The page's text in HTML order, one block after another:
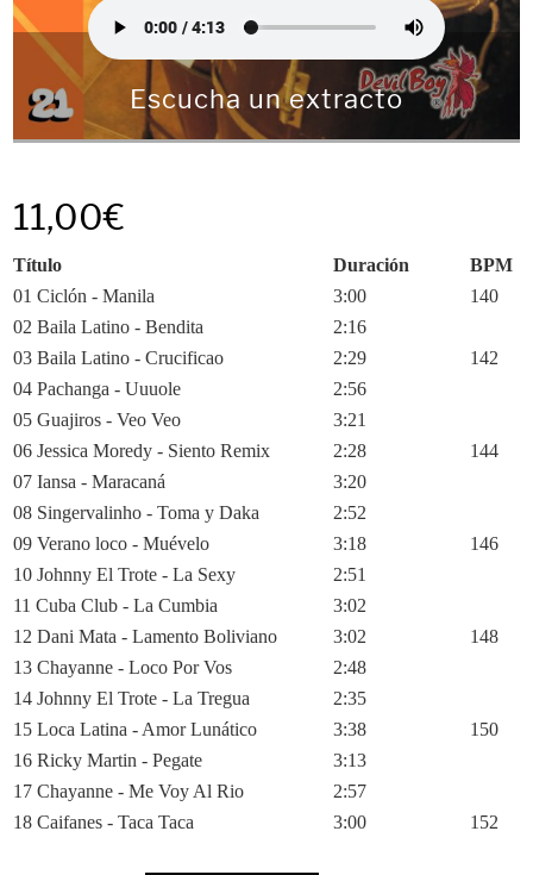
Escucha un extracto
11,00€
Título Duración
BPM
01 Ciclón - Manila
3:00
140
02 Baila Latino - Bendita
2:16
03 Baila Latino - Crucificao
2:29
142
04 Pachanga - Uuuole
2:56
05 Guajiros - Veo Veo
3:21
06 Jessica Moredy - Siento Remix
2:28
144
07 Iansa - Maracaná
3:20
08 Singervalinho - Toma y Daka
2:52
09 Verano loco - Muévelo
3:18
146
10 Johnny El Trote - La Sexy
2:51
11 Cuba Club - La Cumbia
3:02
12 Dani Mata - Lamento Boliviano
3:02
148
13 Chayanne - Loco Por Vos
2:48
14 Johnny El Trote - La Tregua
2:35
15 Loca Latina - Amor Lunático
3:38
150
16 Ricky Martin - Pegate
3:13
17 Chayanne - Me Voy Al Rio
2:57
18 Caifanes - Taca Taca
3:00 152